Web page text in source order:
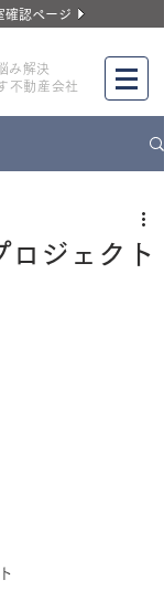
確認ページ
み解決
不動産会社
ロジェクト